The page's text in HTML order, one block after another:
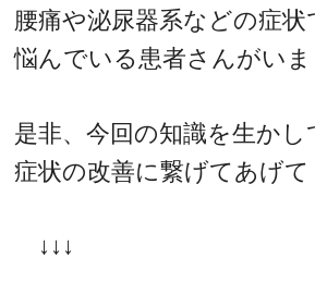
腰痛や泌尿器系などの症状
悩んでいる患者さんがいま
是非、今回の知識を生かし
症状の改善に繋げてあげて
↓↓↓